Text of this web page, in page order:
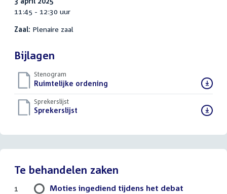
11:45 - 12:30 uur
Zaal: Plenaire zaal
Bijlagen
Stenogram
Download
bestand:
Ruimtelijke ordening
Sprekerslijst
Download
Sprekerslijst
Te behandelen zaken
Moties ingediend tijdens het debat
1